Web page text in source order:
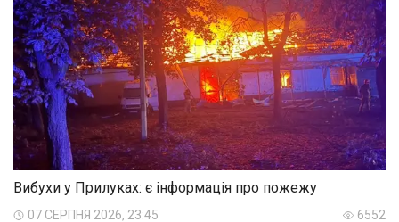
Вибухи у Прилуках: є інформація про пожежу
07 СЕРПНЯ 2026, 23:45 6552